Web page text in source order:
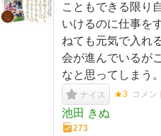
こともできる限り
いけるのに仕事を
ねても元気で入れ
会が進んでいるが
なと思ってしまう。
ナイス ★3 コメン
池田 きぬ
273